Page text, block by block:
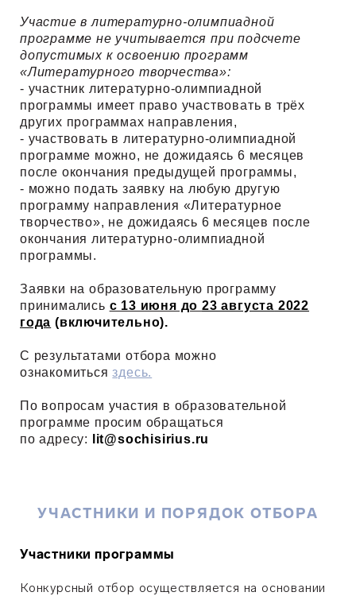
Участие в литературно-олимпиадной
программе не учитывается при подсчете
допустимых к освоению программ
«Литературного творчества»:
- участник литературно-олимпиадной
программы имеет право участвовать в трёх
других программах направления,
- участвовать в литературно-олимпиадной
программе можно, не дожидаясь 6 месяцев
после окончания предыдущей программы,
- можно подать заявку на любую другую
программу направления «Литературное
творчество», не дожидаясь 6 месяцев после
окончания литературно-олимпиадной
программы.
Заявки на образовательную программу
принимались с 13 июня до23 августа 2022
года (включительно).
С результатами отбора можно
ознакомитьсяздесь.
По вопросам участия в образовательной
программе просим обращаться
по адресу:
lit@sochisirius.ru
УЧАСТНИКИ И ПОРЯДОК ОТБОРА
Участники программы
Конкурсный отбор осуществляется на основании